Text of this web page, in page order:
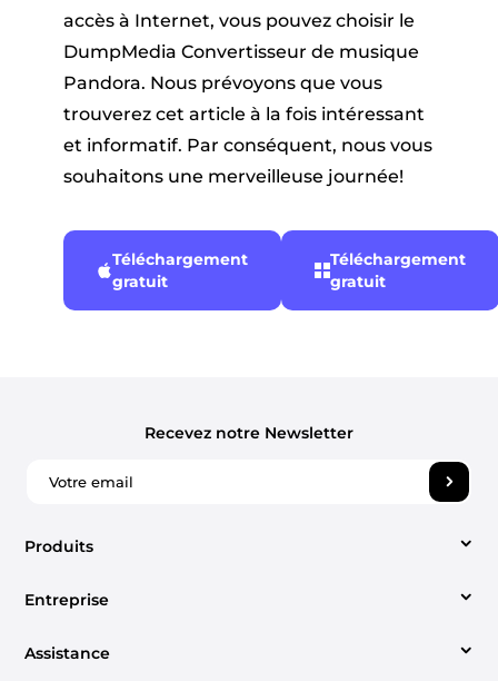
accès à Internet, vous pouvez choisir le
DumpMedia Convertisseur de musique
Pandora. Nous prévoyons que vous
trouverez cet article à la fois intéressant
et informatif. Par conséquent, nous vous
souhaitons une merveilleuse journée!
Téléchargement
gratuit
Téléchargement
gratuit
Produits
Video Converter
Assistance
Entreprise
À propos
Recevez notre Newsletter